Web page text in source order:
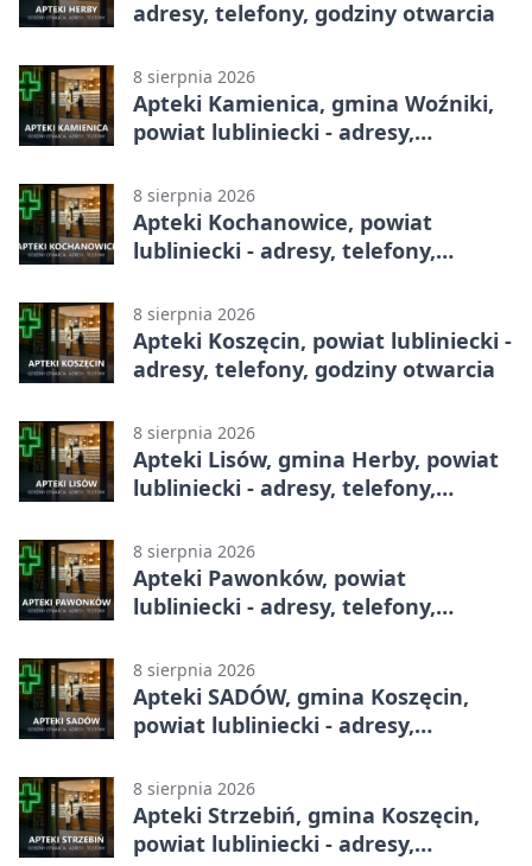
adresy, telefony, godziny otwarcia
8 sierpnia 2026
Apteki Kamienica, gmina Woźniki,
powiat lubliniecki - adresy,
8 sierpnia 2026
Apteki Kochanowice, powiat
lubliniecki - adresy, telefony,
8 sierpnia 2026
Apteki Koszęcin, powiat lubliniecki -
adresy, telefony, godziny otwarcia
8 sierpnia 2026
Apteki Lisów, gmina Herby, powiat
lubliniecki - adresy, telefony,
8 sierpnia 2026
Apteki Pawonków, powiat
lubliniecki - adresy, telefony,
8 sierpnia 2026
Apteki SADÓW, gmina Koszęcin,
powiat lubliniecki - adresy,
8 sierpnia 2026
Apteki Strzebiń, gmina Koszęcin,
powiat lubliniecki - adresy,